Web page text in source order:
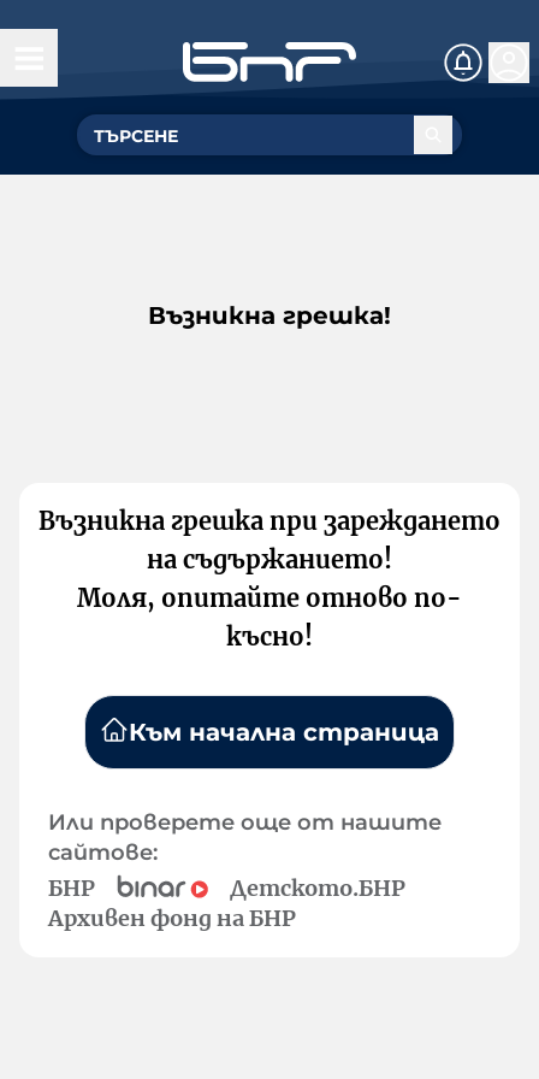
Възникна грешка!
Възникна грешка при зареждането
на съдържанието!
Моля, опитайте отново по-
късно!
Към начална страница
Или проверете още от нашите
сайтове:
БНР
Детското.БНР
Архивен фонд на БНР